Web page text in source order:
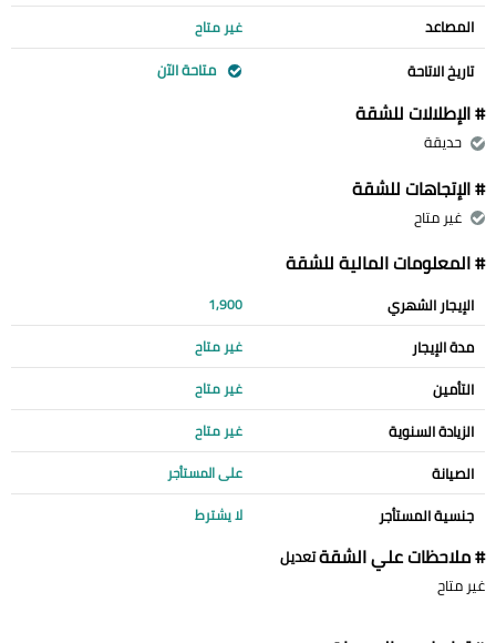
المصاعد غير متاح
تاريخ الاتاحة متاحة الآن
# الإطلالات للشقة
حديقة
# الإتجاهات للشقة
غير متاح
# المعلومات المالية للشقة
الإيجار الشهري 1,900
مدة الإيجار غير متاح
التأمين غير متاح
الزيادة السنوية غير متاح
الصيانة على المستأجر
جنسية المستأجر لا يشترط
# ملاحظات علي الشقةتعديل
غير متاح